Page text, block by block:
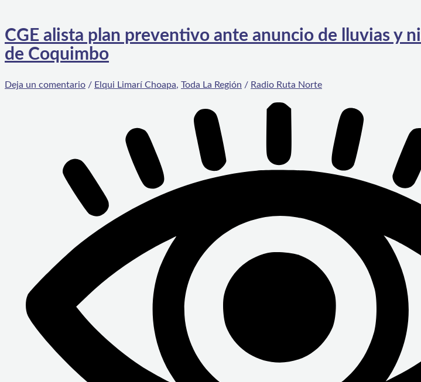
CGE alista plan preventivo ante anuncio de lluvias y
de Coquimbo
Deja un comentario / Elqui Limarí Choapa, Toda La Región / Radio Ruta Norte